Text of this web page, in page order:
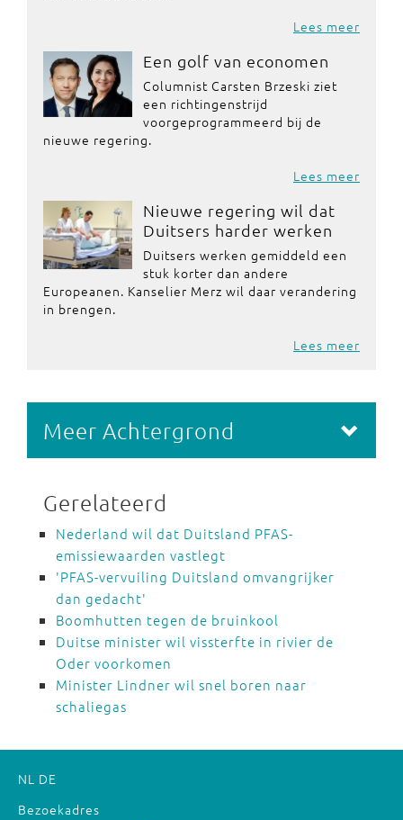
Lees meer
Een golf van economen
Columnist Carsten Brzeski ziet
een richtingenstrijd
voorgeprogrammeerd bij de
nieuwe regering.
Lees meer
Nieuwe regering wil dat
Duitsers harder werken
Duitsers werken gemiddeld een
stuk korter dan andere
Europeanen. Kanselier Merz wil daar verandering
in brengen.
Lees meer
Meer Achtergrond
Gerelateerd
Nederland wil dat Duitsland PFAS-
emissiewaarden vastlegt
'PFAS-vervuiling Duitsland omvangrijker
dan gedacht'
Boomhutten tegen de bruinkool
Duitse minister wil vissterfte in rivier de
Oder voorkomen
Minister Lindner wil snel boren naar
schaliegas
NL DE
Bezoekadres